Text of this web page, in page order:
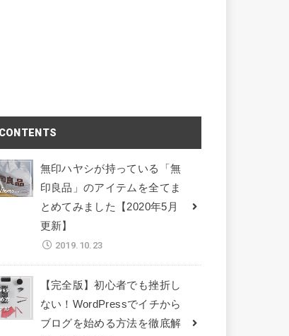
無印ハヤシが持っている「無
印良品」のアイテムを全てま
とめてみました【2020年5月
更新】
2019.10.23
【完全版】初心者でも挫折し
ない！WordPressでイチから
ブログを始める方法を徹底解